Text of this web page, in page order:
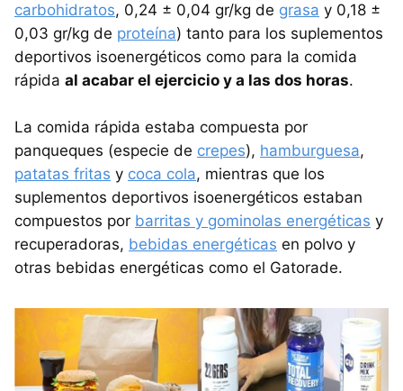
carbohidratos, 0,24 ± 0,04 gr/kg de grasa y 0,18 ±
0,03 gr/kg de proteína) tanto para los suplementos
deportivos isoenergéticos como para la comida
rápida al acabar el ejercicio y a las dos horas.
La comida rápida estaba compuesta por
panqueques (especie de crepes), hamburguesa,
patatas fritas y coca cola, mientras que los
suplementos deportivos isoenergéticos estaban
compuestos por barritas y gominolas energéticas y
recuperadoras, bebidas energéticas en polvo y
otras bebidas energéticas como el Gatorade.